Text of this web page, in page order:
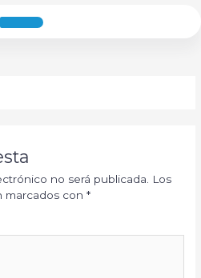
no será publicada.
Los
marcados con*